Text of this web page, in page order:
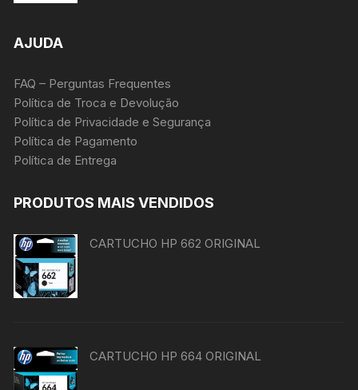
AJUDA
FAQ – Perguntas Frequentes
Política de Troca e Devolução
Política de Privacidade e Segurança
Política de Pagamento
Política de Entrega
PRODUTOS MAIS VENDIDOS
CARTUCHO HP 662 ORIGINAL
CARTUCHO HP 664 ORIGINAL